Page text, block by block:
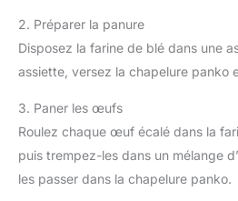
2. Préparer la panure
Disposez la farine de blé dans une
assiette, versez la chapelure panko
3. Paner les œufs
Roulez chaque œuf écalé dans la
puis trempez-les dans un mélange
les passer dans la chapelure panko.